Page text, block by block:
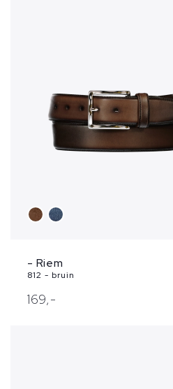
- Riem
812 - bruin
169,-